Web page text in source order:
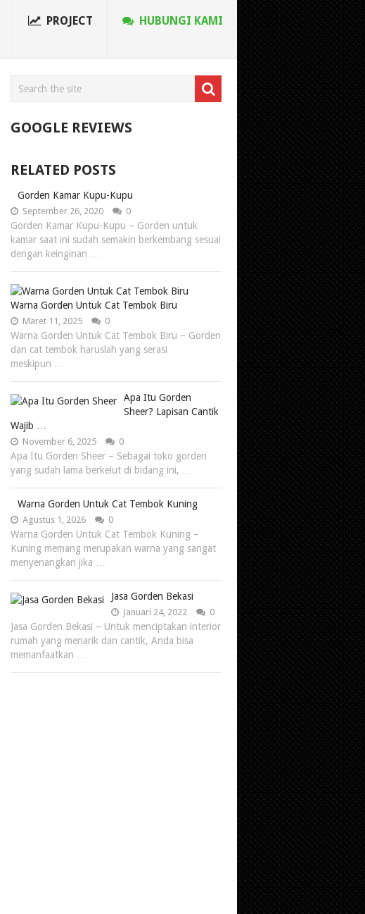
PROJECT HUBUNGI KAMI
GOOGLE REVIEWS
RELATED POSTS
Gorden Kamar Kupu-Kupu
September 26, 2020 0
Gorden Kamar Kupu-Kupu – Gorden untuk
kamar saat ini sudah semakin berkembang sesuai
dengan keinginan …
Warna Gorden Untuk Cat Tembok Biru
Maret 11, 2025 0
Warna Gorden Untuk Cat Tembok Biru – Gorden
dan cat tembok haruslah yang serasi
meskipun …
Apa Itu Gorden
Sheer? Lapisan Cantik
Wajib …
November 6, 2025 0
Apa Itu Gorden Sheer – Sebagai toko gorden
yang sudah lama berkelut di bidang ini, …
Warna Gorden Untuk Cat Tembok Kuning
Agustus 1, 2026 0
Warna Gorden Untuk Cat Tembok Kuning –
Kuning memang merupakan warna yang sangat
menyenangkan jika …
Jasa Gorden Bekasi
Januari 24, 2022 0
Jasa Gorden Bekasi – Untuk menciptakan interior
rumah yang menarik dan cantik, Anda bisa
memanfaatkan …